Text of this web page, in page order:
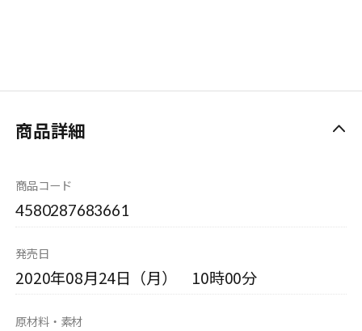
商品詳細
商品コード
4580287683661
発売日
2020年08月24日（月） 10時00分
原材料・素材